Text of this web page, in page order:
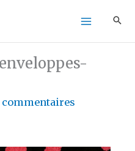
commentaires